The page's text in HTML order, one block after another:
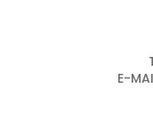
E-